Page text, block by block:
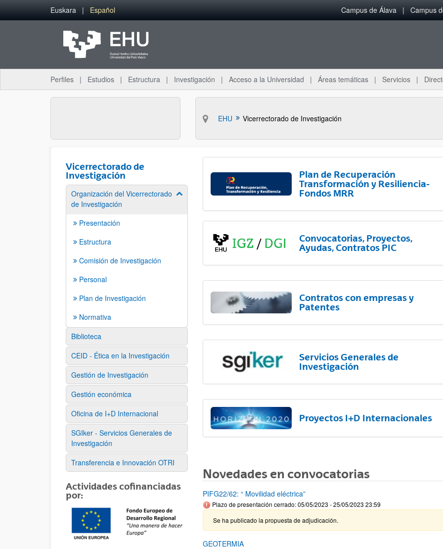
Saltar al contenido principal
Euskara Español Campus de Álava Campus
Perfiles Estudios Estructura Investigación Acceso a la Universidad Áreas temáticas Servicios
EHU Vicerrectorado de Investigación
Vicerrectorado de
Investigación
Organización del Vicerrectorado
de Investigación
Mostrar/ocultar subpáginas
Presentación
Estructura
Comisión de Investigación
Personal
Plan de Investigación
Normativa
Biblioteca
CEID - Ética en la Investigación
Gestión de Investigación
Gestión económica
Oficina de I+D Internacional
SGIker - Servicios Generales de
Investigación
Transferencia e Innovación OTRI
Actividades cofinanciadas
por:
Plan de Recuperación
Transformación y Resiliencia-
Fondos MRR
Convocatorias, Proyectos,
Ayudas, Contratos PIC
Contratos con empresas y
Patentes
Servicios Generales de
Investigación
Proyectos I+D Internacionales
Novedades en convocatorias
PIFG22/62: “ Movilidad eléctrica”
Plazo de presentación cerrado: 05/05/2023 - 25/05/2023 23:59
Se ha publicado la propuesta de adjudicación.
GEOTERMIA